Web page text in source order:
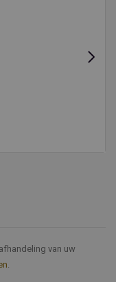
van uw
.